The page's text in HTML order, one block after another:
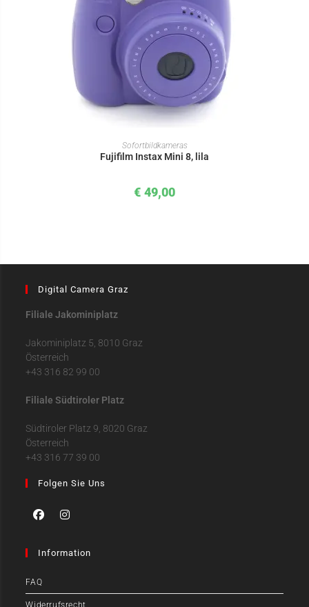
IN DEN WARENKORB
Sofortbildkameras
Fujifilm Instax Mini 8, lila
€ 49,00
Digital Camera Graz
Filiale Jakominiplatz
Jakominiplatz 5, 8010 Graz
Österreich
+43 316 82 99 00
Filiale Südtiroler Platz
Südtiroler Platz 9, 8020 Graz
Österreich
+43 316 77 39 00
Folgen Sie Uns
Information
FAQ
Widerrufsrecht